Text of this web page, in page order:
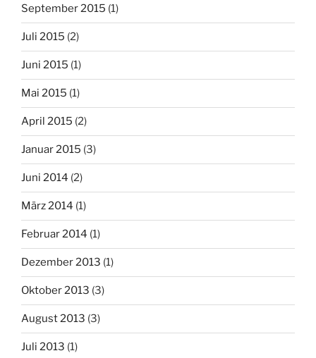
September 2015 (1)
Juli 2015 (2)
Juni 2015 (1)
Mai 2015 (1)
April 2015 (2)
Januar 2015 (3)
Juni 2014 (2)
März 2014 (1)
Februar 2014 (1)
Dezember 2013 (1)
Oktober 2013 (3)
August 2013 (3)
Juli 2013 (1)